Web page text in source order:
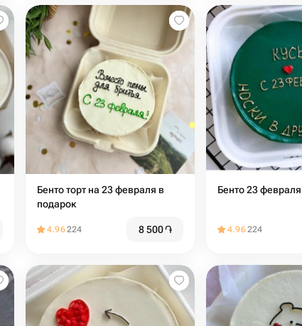
Бенто торт на 23 февраля в
подарок
4.96224 8 500֏
Бенто 23 февраля️
4.96224